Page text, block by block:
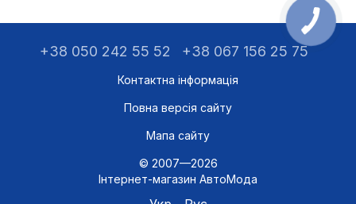
+38 050 242 55 52 +38 067 156 25 75
Контактна інформація
Повна версія сайту
Мапа сайту
© 2007—2026
Інтернет-магазин АвтоМода